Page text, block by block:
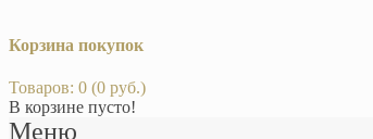
Корзина покупок
Товаров: 0 (0 руб.)
В корзине пусто!
Меню